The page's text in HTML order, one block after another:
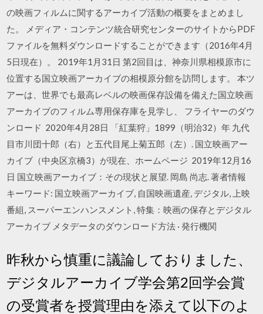
の映画フィルムに関するアーカイブ活動の概要をまとめまし
た。 メディア・コンテンツ統合研究センターのサイトからPDF
ファイルを無料ダウンロードすることができます（2016年4月
5日現在）。 2019年1月31日 第2回目は、神奈川県相模原市に
位置する国立映画アーカイブの相模原分館を訪問します。 本ツ
アーは、世界でも最高レベルの映画保存設備を備えた国立映画
アーカイブのフィルム専用保存庫を見学し、 フライヤーのダウ
ンロード 2020年4月28日 「紅葉狩」1899（明治32）年 九代
目市川団十郎（右）と五代目尾上菊五郎（左）. 国立映画アー
カイブ（中央区京橋3）が現在、ホームページ 2019年12月16
日 国立映画アーカイブ：その現状と展望. 岡島 尚志. 著者情報
キーワード: 国立映画アーカイブ, 自国映画遺産, デジタル, 上映
番組, スーパーエンハンスメント, 特集：映画の保存とデジタル
アーカイブ メタデータのダウンロード方法 · 発行機関
昨秋から慎重に議論しておりました、
デジタルアーカイブ学会第2回学会賞
の受賞者を授賞理由を添えて以下のよ